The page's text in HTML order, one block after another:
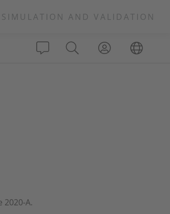
AND VALIDATION
2020-A.